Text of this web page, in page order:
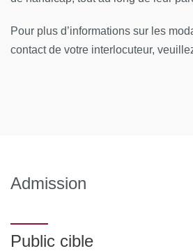
journée 5 : Parodontie non
journée 6 : Cone-beam, de la
Journée 10 : La prothèse
2ème année
Pour plus d’informations sur les
contact de votre interlocuteur,
Admission
Public cible